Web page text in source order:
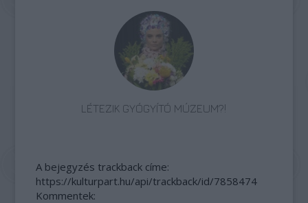
LÉTEZIK GYÓGYÍTÓ MÚZEUM?!
A bejegyzés trackback címe:
https://kulturpart.hu/api/trackback/id/7858474
Kommentek: